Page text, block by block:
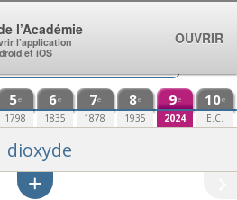
5e
1798
6e
1835
7e
1878
8e
1935
9e
2024
10e
E.C.
dioxyde
l’Académie
l’application
et iOS
OUVRIR